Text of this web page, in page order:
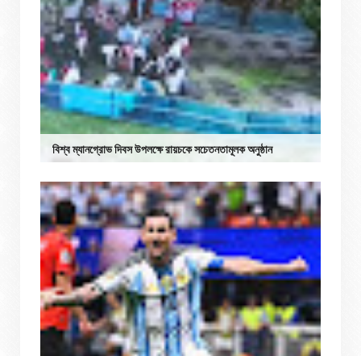
বিশ্ব ম্যানগ্রোভ দিবস উপলক্ষে রায়চকে সচেতনতামূলক অনুষ্ঠান